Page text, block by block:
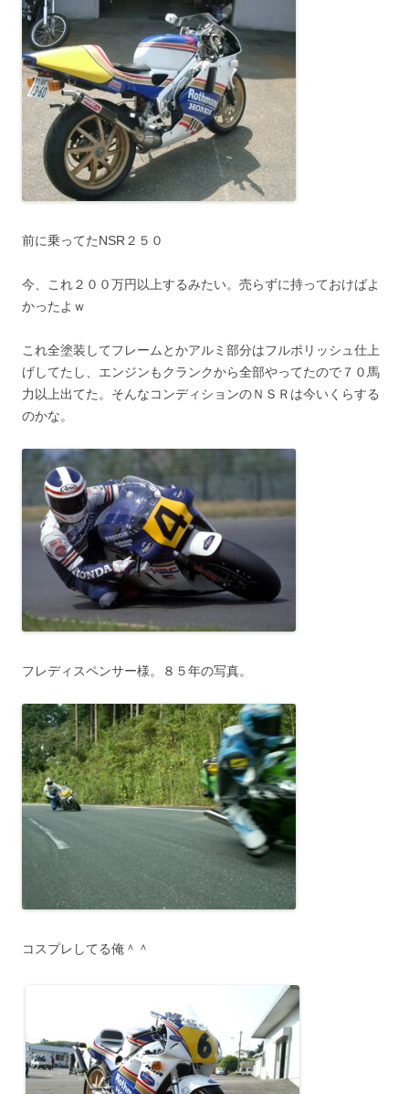
前に乗ってたNSR２５０
今、これ２００万円以上するみたい。売らずに持っておけばよ
かったよｗ
これ全塗装してフレームとかアルミ部分はフルポリッシュ仕上
げしてたし、エンジンもクランクから全部やってたので７０馬
力以上出てた。そんなコンディションのＮＳＲは今いくらする
のかな。
フレディスペンサー様。８５年の写真。
コスプレしてる俺＾＾